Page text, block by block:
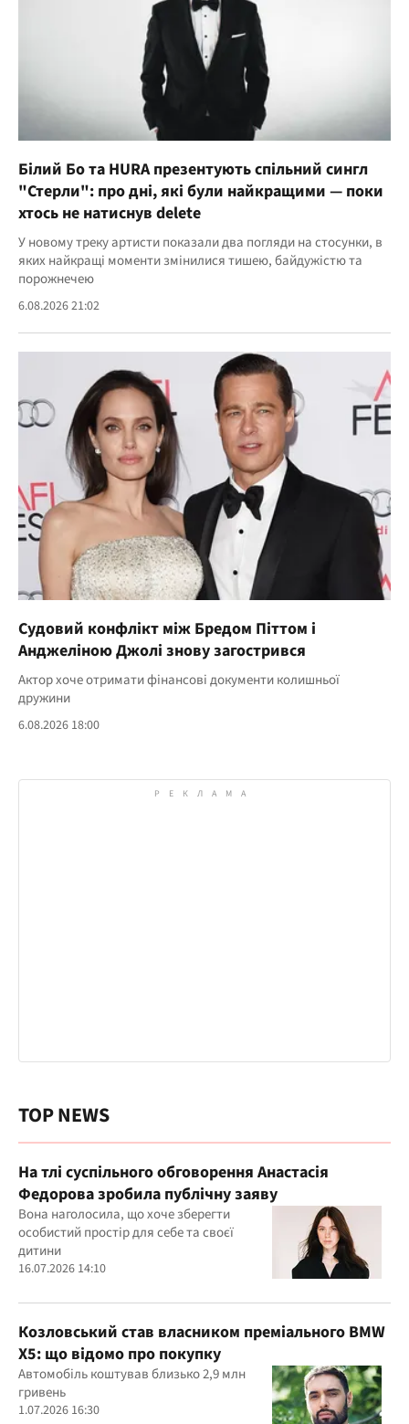
Білий Бо та HURA презентують спільний сингл
"Стерли": про дні, які були найкращими — поки
хтось не натиснув delete
У новому треку артисти показали два погляди на стосунки, в
яких найкращі моменти змінилися тишею, байдужістю та
порожнечею
6.08.2026 21:02
Судовий конфлікт між Бредом Піттом і
Анджеліною Джолі знову загострився
Актор хоче отримати фінансові документи колишньої
дружини
6.08.2026 18:00
TOP NEWS
На тлі суспільного обговорення Анастасія
Федорова зробила публічну заяву
Вона наголосила, що хоче зберегти
особистий простір для себе та своєї
дитини
16.07.2026 14:10
Козловський став власником преміального BMW
X5: що відомо про покупку
Автомобіль коштував близько 2,9 млн
гривень
1.07.2026 16:30